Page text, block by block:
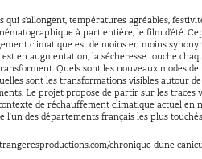
qui s’allongent, températures agréables,
à part entière, le film d’été.
climatique est de moins en moins
est en augmentation, la sécheresse touche
Quels sont les nouveaux modes
sont les transformations visibles autour
Le projet propose de partir sur les traces
de réchauffement climatique actuel en
l’un des départements français les plus
chronique-dune-